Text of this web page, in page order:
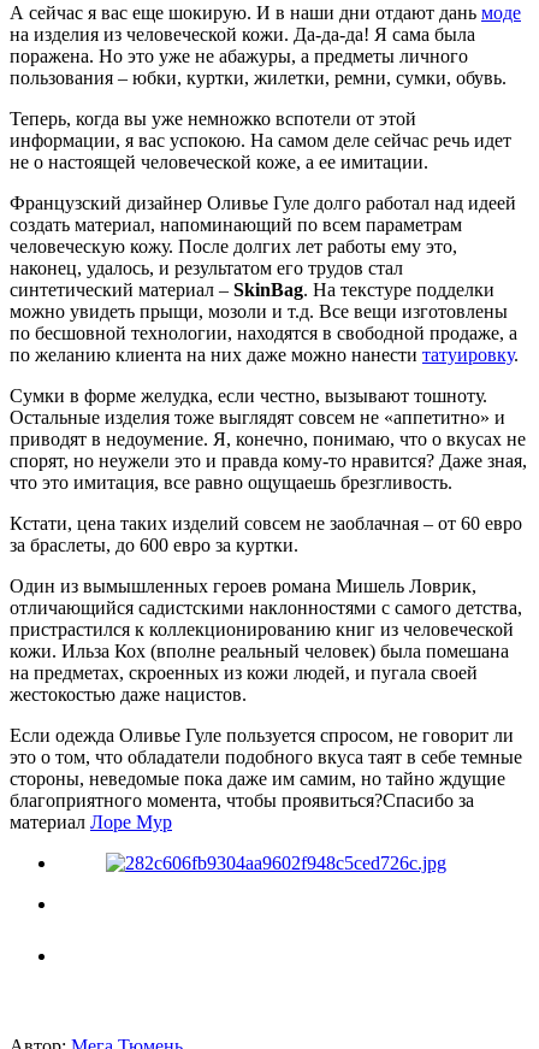
А сейчас я вас еще шокирую. И в наши дни отдают дань моде
на изделия из человеческой кожи. Да-да-да! Я сама была
поражена. Но это уже не абажуры, а предметы личного
пользования – юбки, куртки, жилетки, ремни, сумки, обувь.
Теперь, когда вы уже немножко вспотели от этой
информации, я вас успокою. На самом деле сейчас речь идет
не о настоящей человеческой коже, а ее имитации.
Французский дизайнер Оливье Гуле долго работал над идеей
создать материал, напоминающий по всем параметрам
человеческую кожу. После долгих лет работы ему это,
наконец, удалось, и результатом его трудов стал
синтетический материал – SkinBag. На текстуре подделки
можно увидеть прыщи, мозоли и т.д. Все вещи изготовлены
по бесшовной технологии, находятся в свободной продаже, а
по желанию клиента на них даже можно нанести татуировку.
Сумки в форме желудка, если честно, вызывают тошноту.
Остальные изделия тоже выглядят совсем не «аппетитно» и
приводят в недоумение. Я, конечно, понимаю, что о вкусах не
спорят, но неужели это и правда кому-то нравится? Даже зная,
что это имитация, все равно ощущаешь брезгливость.
Кстати, цена таких изделий совсем не заоблачная – от 60 евро
за браслеты, до 600 евро за куртки.
Один из вымышленных героев романа Мишель Ловрик,
отличающийся садистскими наклонностями с самого детства,
пристрастился к коллекционированию книг из человеческой
кожи. Ильза Кох (вполне реальный человек) была помешана
на предметах, скроенных из кожи людей, и пугала своей
жестокостью даже нацистов.
Если одежда Оливье Гуле пользуется спросом, не говорит ли
это о том, что обладатели подобного вкуса таят в себе темные
стороны, неведомые пока даже им самим, но тайно ждущие
благоприятного момента, чтобы проявиться?Спасибо за
материал Лоре Мур